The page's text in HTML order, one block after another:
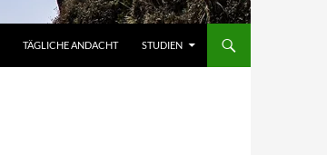
TÄGLICHE ANDACHT STUDIEN